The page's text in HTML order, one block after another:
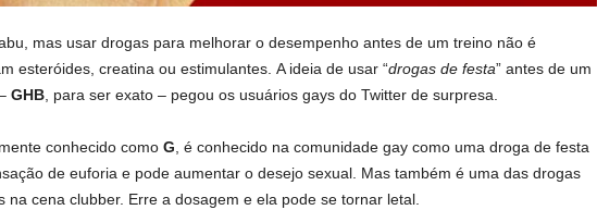
mas usar drogas para melhorar o desempenho antes de um treino não é
esteróides, creatina ou estimulantes. A ideia de usar “drogas de festa” antes de um
GHB, para ser exato – pegou os usuários gays do Twitter de surpresa.
conhecido como G , é conhecido na comunidade gay como uma droga de festa
de euforia e pode aumentar o desejo sexual. Mas também é uma das drogas
na cena clubber. Erre a dosagem e ela pode se tornar letal.